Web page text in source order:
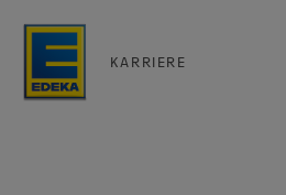
KARRIERE